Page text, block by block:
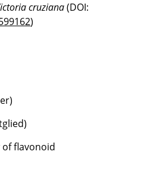
cruziana(DOI:
)
flavonoid